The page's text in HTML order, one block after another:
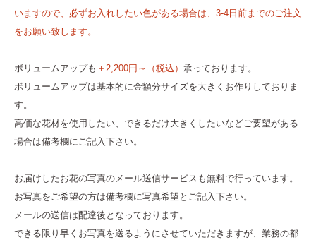
いますので、必ずお入れしたい色がある場合は、3-4日前までのご注文
をお願い致します。
ボリュームアップも ＋2,200円～（税込） 承っております。
ボリュームアップは基本的に金額分サイズを大きくお作りしておりま
す。
高価な花材を使用したい、できるだけ大きくしたいなどご要望がある
場合は備考欄にご記入下さい。
お届けしたお花の写真のメール送信サービスも無料で行っています。
お写真をご希望の方は備考欄に写真希望とご記入下さい。
メールの送信は配達後となっております。
できる限り早くお写真を送るようにさせていただきますが、業務の都